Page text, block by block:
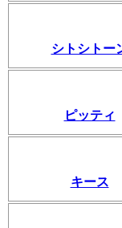
シトシトー
ピッティ
キース